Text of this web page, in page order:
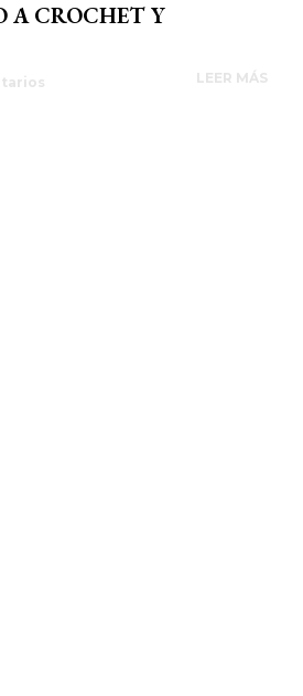
A CROCHET Y
LEER MÁS